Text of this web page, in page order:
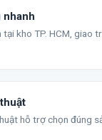
nhanh
tại kho TP. HCM, giao
hỗ trợ chọn đúng